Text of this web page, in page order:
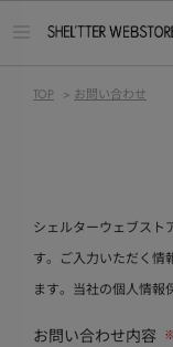
TOP > お問い合わせ
シェルターウェブスト
す。ご入力いただく情
ます。当社の個人情報
お問い合わせ内容